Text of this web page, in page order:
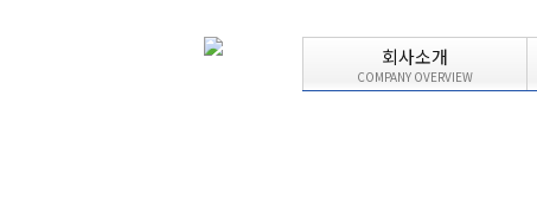
회사소개
COMPANY OVERVIEW